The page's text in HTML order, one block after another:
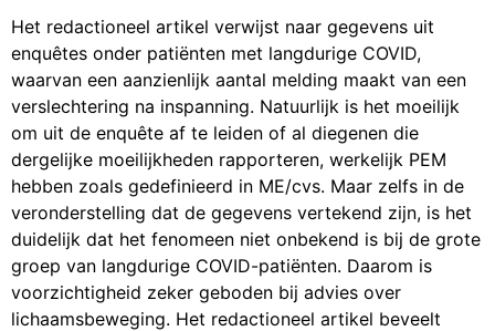
Het redactioneel artikel verwijst naar gegevens uit
enquêtes onder patiënten met langdurige COVID,
waarvan een aanzienlijk aantal melding maakt van een
verslechtering na inspanning. Natuurlijk is het moeilijk
om uit de enquête af te leiden of al diegenen die
dergelijke moeilijkheden rapporteren, werkelijk PEM
hebben zoals gedefinieerd in ME/cvs. Maar zelfs in de
veronderstelling dat de gegevens vertekend zijn, is het
duidelijk dat het fenomeen niet onbekend is bij de grote
groep van langdurige COVID-patiënten. Daarom is
voorzichtigheid zeker geboden bij advies over
lichaamsbeweging. Het redactioneel artikel beveelt